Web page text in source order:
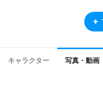
キャラクター 写真・動画